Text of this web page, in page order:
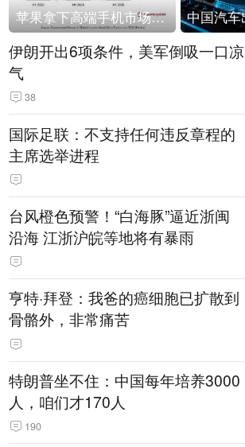
苹果拿下高端手机市场65%的份额：iPhone 17系列功不可没
伊朗开出6项条件，美军倒吸一口凉
气
38
国际足联：不支持任何违反章程的
主席选举进程
台风橙色预警！“白海豚”逼近浙闽
沿海 江浙沪皖等地将有暴雨
亨特·拜登：我爸的癌细胞已扩散到
骨骼外，非常痛苦
特朗普坐不住：中国每年培养3000
人，咱们才170人
190